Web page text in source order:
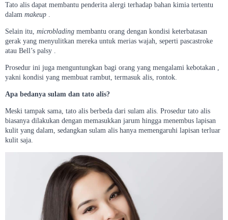
Tato alis dapat membantu penderita alergi terhadap bahan kimia tertentu
dalam makeup
Selain itu, microblading membantu orang dengan kondisi keterbatasan
gerak yang menyulitkan mereka untuk merias wajah, seperti pascastroke
atau Bell’s palsy .
Prosedur ini juga menguntungkan bagi orang yang mengalami kebotakan ,
yakni kondisi yang membuat rambut, termasuk alis, rontok.
Apa bedanya sulam dan tato alis?
Meski tampak sama, tato alis berbeda dari sulam alis. Prosedur tato alis
biasanya dilakukan dengan memasukkan jarum hingga menembus lapisan
kulit yang dalam, sedangkan sulam alis hanya memengaruhi lapisan terluar
kulit saja.